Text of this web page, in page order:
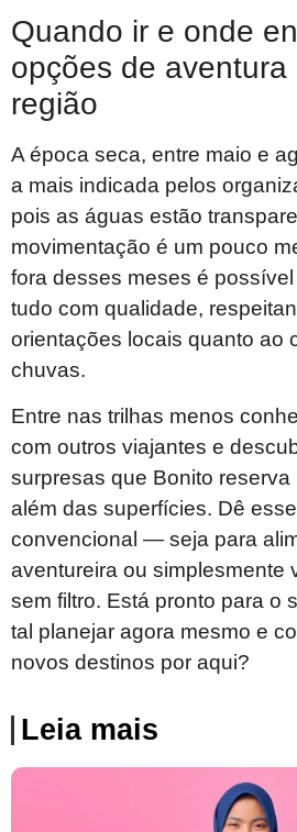
Quando ir e onde
opções de aventura
região
A época seca, entre maio e
a mais indicada pelos
pois as águas estão
movimentação é um pouco
fora desses meses é
tudo com qualidade,
orientações locais quanto ao
chuvas.
Entre nas trilhas menos
com outros viajantes e
surpresas que Bonito reserva
além das superfícies. Dê
convencional — seja para
aventureira ou simplesmente
sem filtro. Está pronto para o
tal planejar agora mesmo e
novos destinos por aqui?
Leia mais